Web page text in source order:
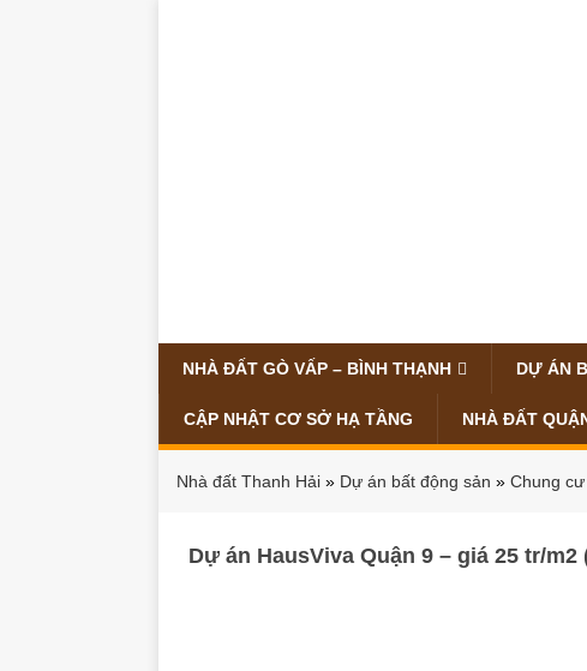
NHÀ ĐẤT GÒ VẤP – BÌNH THẠNH DỰ ÁN
CẬP NHẬT CƠ SỞ HẠ TẦNG NHÀ ĐẤT
Nhà đất Thanh Hải » Dự án bất động sản » Chung cư
Dự án HausViva Quận 9 – giá 25 tr/